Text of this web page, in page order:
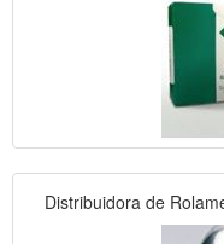
Distribuidora de